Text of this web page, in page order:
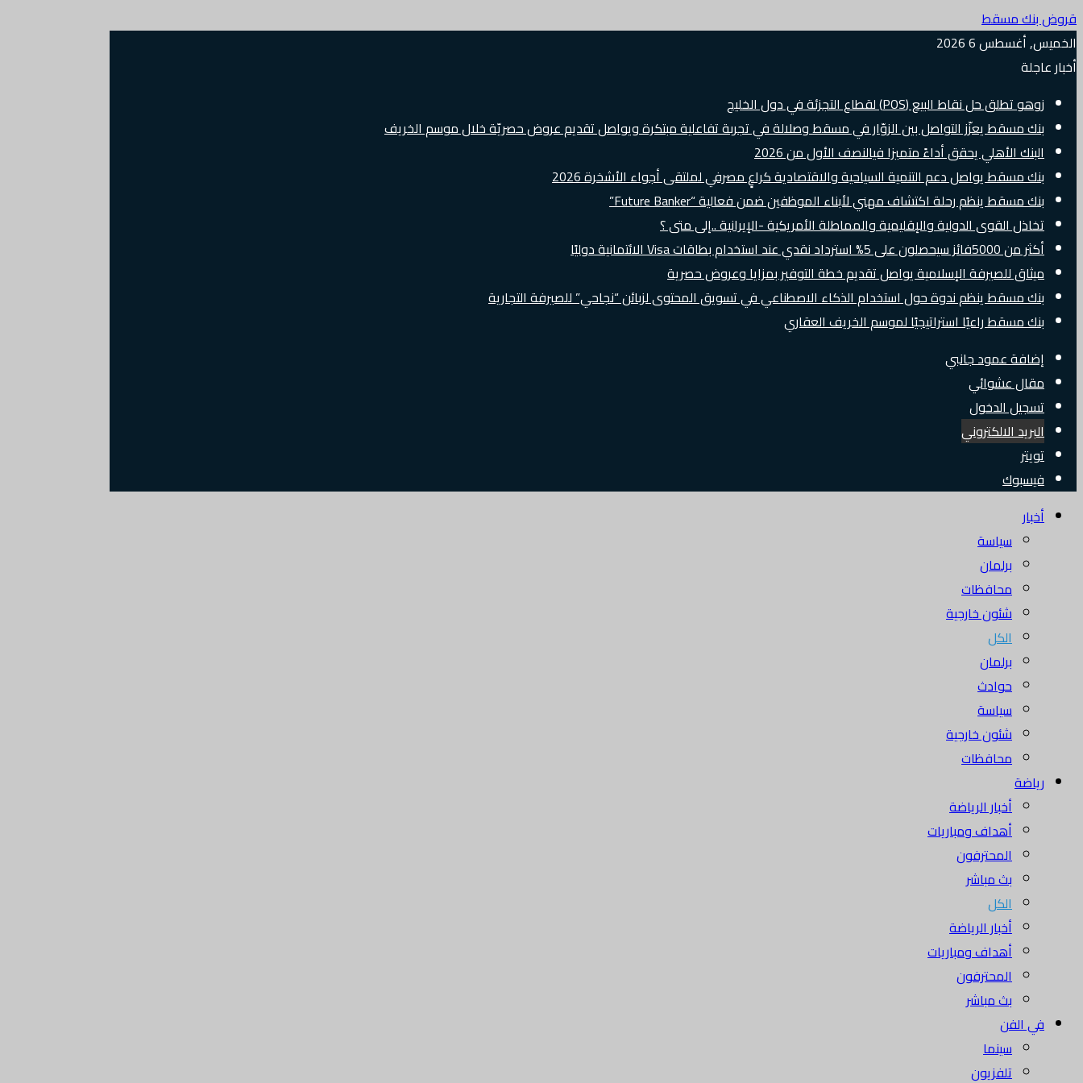
قروض بنك مسقط
الخميس, أغسطس 6 2026
أخبار عاجلة
زوهو تطلق حل نقاط البيع (POS) لقطاع التجزئة في دول الخليج
بنك مسقط يعزّز التواصل بين الزوّار في مسقط وصلالة في تجربة تفاعلية مبتكرة ويواصل تقديم عروض حصريّة خلال موسم الخريف
البنك الأهلي يحقق أداءً متميزا فيالنصف الأول من 2026
بنك مسقط يواصل دعم التنمية السياحية والاقتصادية كراعٍ مصرفي لملتقى أجواء الأشخرة 2026
بنك مسقط ينظم رحلة اكتشاف مهني لأبناء الموظفين ضمن فعالية “Future Banker”
تخاذل القوى الدولية والإقليمية والمماطلة الأمريكية -الإيرانية ..إلى متى ؟
أكثر من 5000فائز سيحصلون على 5% استرداد نقدي عند استخدام بطاقات Visa الائتمانية دوليًا
ميثاق للصيرفة الإسلامية يواصل تقديم خطة التوفير بمزايا وعروض حصرية
بنك مسقط ينظم ندوة حول استخدام الذكاء الاصطناعي في تسويق المحتوى لزبائن “نجاحي” للصيرفة التجارية
بنك مسقط راعيًا استراتيجيًا لموسم الخريف العقاري
إضافة عمود جانبي
مقال عشوائي
تسجيل الدخول
البريد الالكتروني
تويتر
فيسبوك
أخبار
سياسة
برلمان
محافظات
شئون خارجية
الكل
برلمان
حوادث
سياسة
شئون خارجية
محافظات
رياضة
أخبار الرياضة
أهداف ومباريات
المحترفون
بث مباشر
الكل
أخبار الرياضة
أهداف ومباريات
المحترفون
بث مباشر
في الفن
سينما
تلفزيون